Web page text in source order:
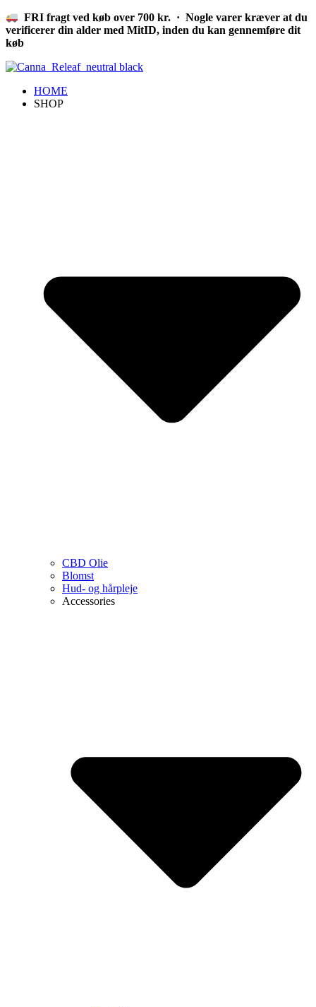
Videre
til
indhold
FRI fragt ved køb over 700 kr. · Nogle varer kræver at du
verificerer din alder med MitID, inden du kan gennemføre dit
køb
HOME
SHOP
CBD Olie
Blomst
Hud- og hårpleje
Accessories